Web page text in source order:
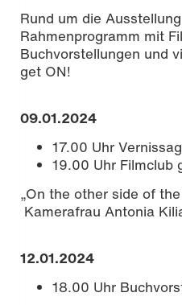
Rund um die
Rahmenprogramm mit
Buchvorstellungen und
get ON!
09.01.2024
17.00 Uhr
19.00 Uhr Filmclub
„On the other side of
Kamerafrau Antonia
12.01.2024
18.00 Uhr